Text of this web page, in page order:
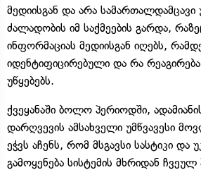
მედიისგან და არა სამართალდამცავი
ძალადობის იმ საქმეების გარდა,
ინფორმაციას მედიისგან იღებს,
იდენტიფიცირებული და რა რეაგირება
უწყებებს.
ქვეყანაში ბოლო პერიოდში,
დარღვევის ამსახველი უმწვავესი
ეჭვს აჩენს, რომ მსგავსი სასტიკი და
გამოყენება სისტემის მხრიდან ჩვეულ